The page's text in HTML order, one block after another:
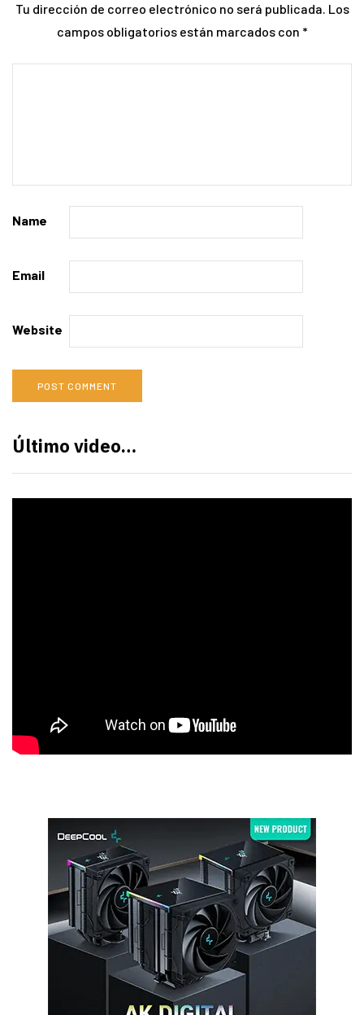
Tu dirección de correo electrónico no será publicada. Los
campos obligatorios están marcados con *
Name
Email
Website
Último video…